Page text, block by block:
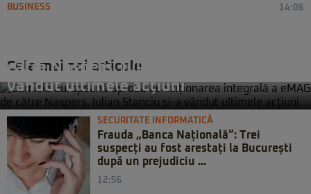
Cele mai noi articole
BUSINESS 14:06
către Naspers. Iulian Stanciu și-a
vândut ultimele acțiuni
SECURITATE INFORMATICĂ
Frauda „Banca Națională”: Trei
suspecți au fost arestați la București
după un prejudiciu ...
12:56